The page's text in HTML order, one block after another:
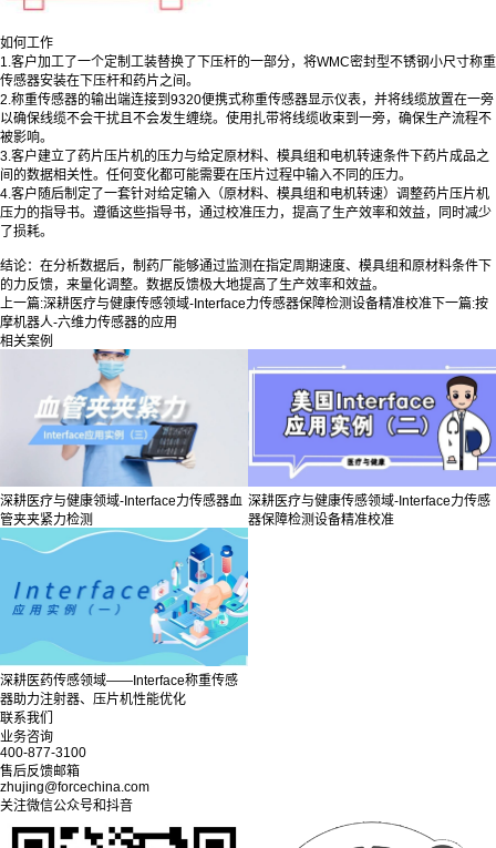
如何工作
1.客户加工了一个定制工装替换了下压杆的一部分，将WMC密封型不锈钢小尺寸称重
传感器安装在下压杆和药片之间。
2.称重传感器的输出端连接到9320便携式称重传感器显示仪表，并将线缆放置在一旁
以确保线缆不会干扰且不会发生缠绕。使用扎带将线缆收束到一旁，确保生产流程不
被影响。
3.客户建立了药片压片机的压力与给定原材料、模具组和电机转速条件下药片成品之
间的数据相关性。任何变化都可能需要在压片过程中输入不同的压力。
4.客户随后制定了一套针对给定输入（原材料、模具组和电机转速）调整药片压片机
压力的指导书。遵循这些指导书，通过校准压力，提高了生产效率和效益，同时减少
了损耗。
结论：在分析数据后，制药厂能够通过监测在指定周期速度、模具组和原材料条件下
的力反馈，来量化调整。数据反馈极大地提高了生产效率和效益。
上一篇:深耕医疗与健康传感领域-Interface力传感器保障检测设备精准校准 下一篇:按
摩机器人-六维力传感器的应用
相关案例
深耕医疗与健康领域-Interface力传感器血
管夹夹紧力检测
深耕医疗与健康传感领域-Interface力传感
器保障检测设备精准校准
深耕医药传感领域——Interface称重传感
器助力注射器、压片机性能优化
联系我们
业务咨询
400-877-3100
售后反馈邮箱
zhujing@forcechina.com
关注微信公众号和抖音